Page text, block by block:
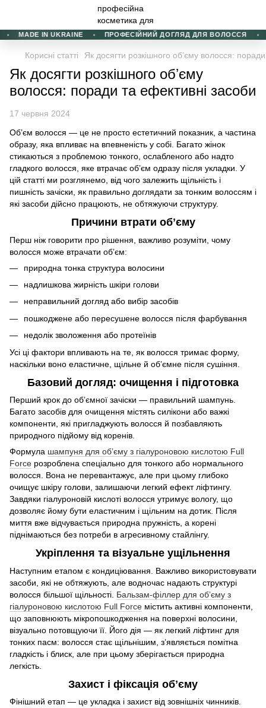
MADE IN UKRAINE ПРОФЕСІЙНИЙ ДОГЛЯД ДЛЯ ВОЛОССЯ
Корисні статті Як досягти розкішного обʼєму волосся:
Як досягти розкішного обʼєму
волосся: поради та ефективні засоби
17 червня 2024
Обʼєм волосся — це не просто естетичний показник, а частина
образу, яка впливає на впевненість у собі. Багато жінок
стикаються з проблемою тонкого, ослабленого або надто
гладкого волосся, яке втрачає обʼєм одразу після укладки. У
цій статті ми розглянемо, від чого залежить щільність і
пишність зачіски, як правильно доглядати за тонким волоссям і
які засоби дійсно працюють, не обтяжуючи структуру.
Причини втрати обʼєму
Перш ніж говорити про рішення, важливо розуміти, чому
волосся може втрачати обʼєм:
природна тонка структура волосини
надлишкова жирність шкіри голови
неправильний догляд або вибір засобів
пошкоджене або пересушене волосся після фарбування
недолік зволоження або протеїнів
Усі ці фактори впливають на те, як волосся тримає форму,
наскільки воно еластичне, щільне й обʼємне після сушіння.
Базовий догляд: очищення і підготовка
Перший крок до обʼємної зачіски — правильний шампунь.
Багато засобів для очищення містять силікони або важкі
компоненти, які пригладжують волосся й позбавляють
природного підйому від коренів.
Формула шампуня для обʼєму з гіалуроновою кислотою Full
Force розроблена спеціально для тонкого або нормального
волосся. Вона не перевантажує, але при цьому глибоко
очищує шкіру голови, залишаючи легкий ефект ліфтингу.
Завдяки гіалуроновій кислоті волосся утримує вологу, що
дозволяє йому бути еластичним і щільним на дотик. Після
миття вже відчувається природна пружність, а корені
піднімаються без потреби в агресивному стайлінгу.
Укріплення та візуальне ущільнення
Наступним етапом є кондиціювання. Важливо використовувати
засоби, які не обтяжують, але водночас надають структурі
волосся більшої щільності. Бальзам-філлер для обʼєму з
гіалуроновою кислотою Full Force містить активні компоненти,
що заповнюють мікропошкодження на поверхні волосини,
візуально потовщуючи її. Його дія — як легкий ліфтинг для
тонких пасм: волосся стає щільнішим, зʼявляється помітна
гладкість і блиск, але при цьому зберігається природна
легкість.
Захист і фіксація обʼєму
Фінішний етап — це укладка і захист від зовнішніх чинників.